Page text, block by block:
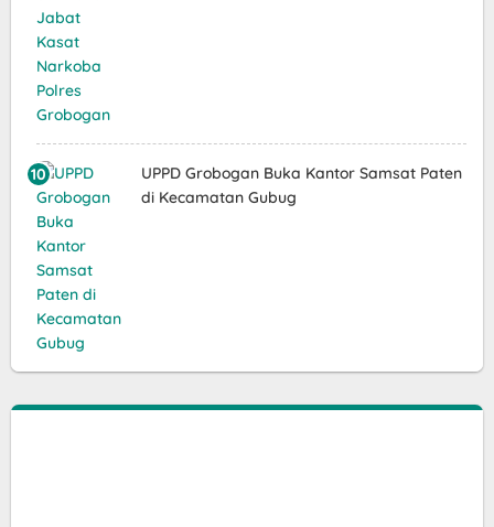
UPPD Grobogan Buka Kantor Samsat Paten
di Kecamatan Gubug